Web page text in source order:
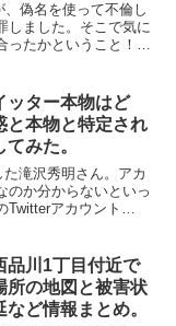
偽名を使って不倫し
しました。そこで気に
ったかということ！こ
ッター本物はど
と本物と特定され
みた。
滝沢秀明さん。アカ
のか分からないといっ
Twitterアカウント
品川1丁目付近で
所の地図と被害状
ど情報まとめ。